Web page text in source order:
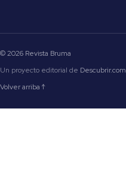
© 2026 Revista Bruma
Un proyecto editorial de Descubrir.com
Volver arriba ↑